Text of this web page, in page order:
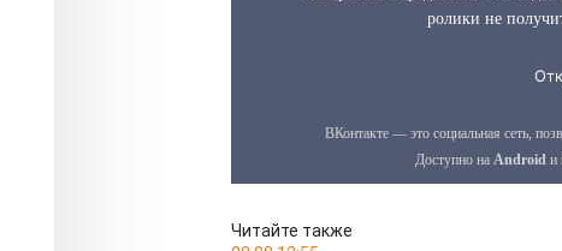
Читайте также